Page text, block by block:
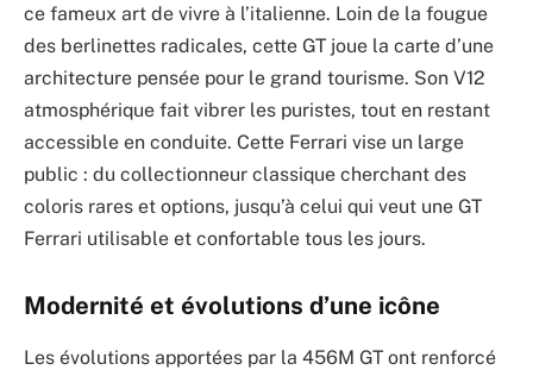
ce fameux art de vivre à l’italienne. Loin de la fougue
des berlinettes radicales, cette GT joue la carte d’une
architecture pensée pour le grand tourisme. Son V12
atmosphérique fait vibrer les puristes, tout en restant
accessible en conduite. Cette Ferrari vise un large
public : du collectionneur classique cherchant des
coloris rares et options, jusqu’à celui qui veut une GT
Ferrari utilisable et confortable tous les jours.
Modernité et évolutions d’une icône
Les évolutions apportées par la 456M GT ont renforcé